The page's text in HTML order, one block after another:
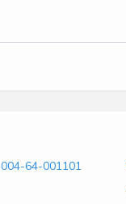
64-001101